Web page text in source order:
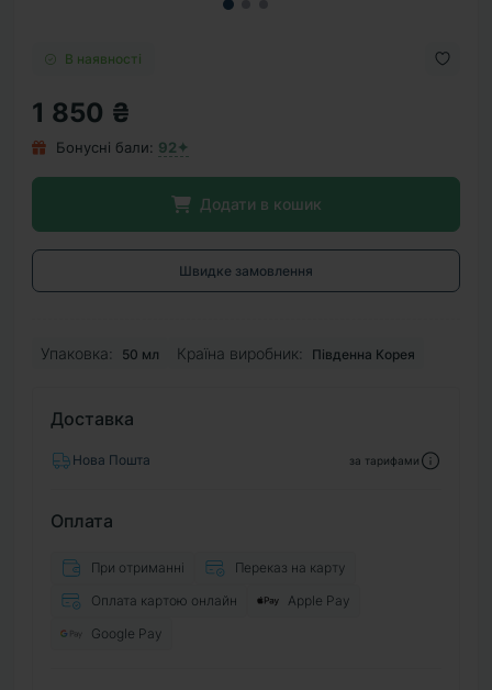
В наявності
1 850 ₴
Бонусні бали: 92✦
Додати в кошик
Швидке замовлення
Упаковка: 50 мл Країна виробник: Південна Корея
Доставка
Нова Пошта за тарифами
Оплата
При отриманні
Переказ на карту
Оплата картою онлайн
Apple Pay
Google Pay